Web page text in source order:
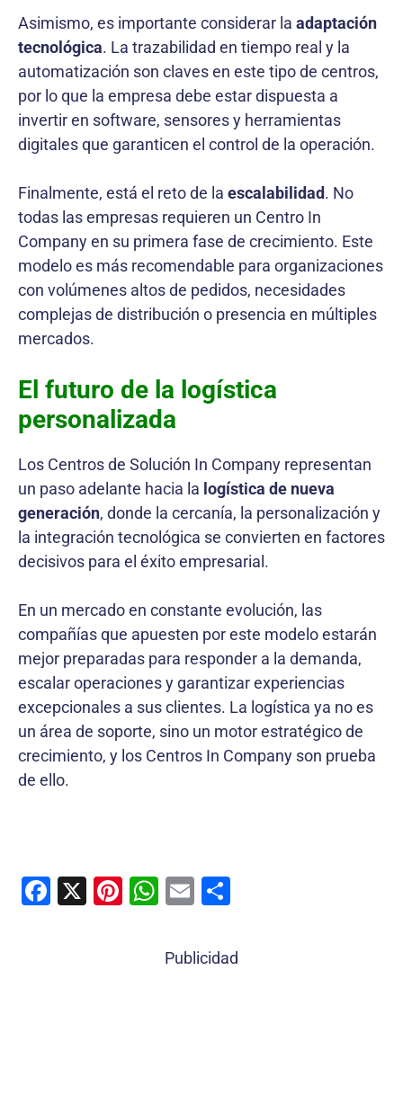
Asimismo, es importante considerar la adaptación
tecnológica. La trazabilidad en tiempo real y la
automatización son claves en este tipo de centros,
por lo que la empresa debe estar dispuesta a
invertir en software, sensores y herramientas
digitales que garanticen el control de la operación.
Finalmente, está el reto de la escalabilidad. No
todas las empresas requieren un Centro In
Company en su primera fase de crecimiento. Este
modelo es más recomendable para organizaciones
con volúmenes altos de pedidos, necesidades
complejas de distribución o presencia en múltiples
mercados.
El futuro de la logística
personalizada
Los Centros de Solución In Company representan
un paso adelante hacia la logística de nueva
generación, donde la cercanía, la personalización y
la integración tecnológica se convierten en factores
decisivos para el éxito empresarial.
En un mercado en constante evolución, las
compañías que apuesten por este modelo estarán
mejor preparadas para responder a la demanda,
escalar operaciones y garantizar experiencias
excepcionales a sus clientes. La logística ya no es
un área de soporte, sino un motor estratégico de
crecimiento, y los Centros In Company son prueba
de ello.
F
X
Pi W
at
E
ai m
Publicidad